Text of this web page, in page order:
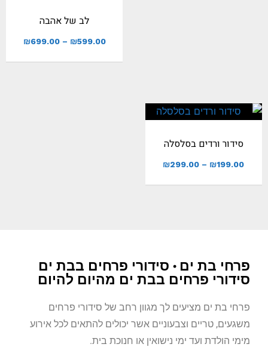
לב של אהבה
₪599.00
–
₪699.00
סידור ורדים בסלסלה
₪199.00
–
₪299.00
פרחי בת ים • סידורי פרחים בבת ים
סידורי פרחים בבת ים מהיום להיום
פרחי בת ים מציעים לך מגוון רחב של סידורי פרחים
משגעים, טריים וצבעוניים אשר יכולים להתאים לכל אירוע
מימי הולדת ועד ימי נישואין או חנוכת בית.